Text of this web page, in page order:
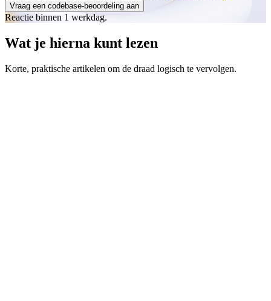
Vraag een codebase-beoordeling aan
Reactie binnen 1 werkdag.
Wat je hierna kunt lezen
Korte, praktische artikelen om de draad logisch te vervolgen.